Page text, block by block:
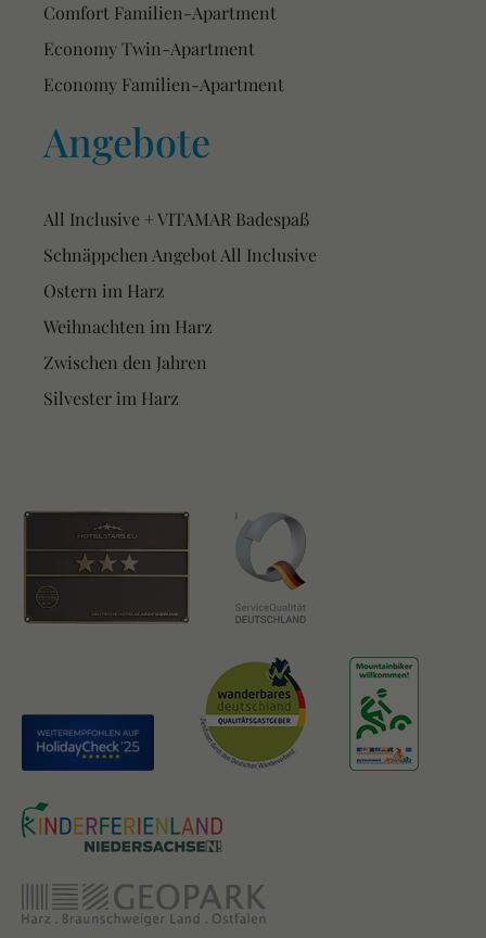
Comfort Familien-Apartment
Economy Twin-Apartment
Economy Familien-Apartment
Angebote
All Inclusive + VITAMAR Badespaß
Schnäppchen Angebot All Inclusive
Ostern im Harz
Weihnachten im Harz
Zwischen den Jahren
Silvester im Harz